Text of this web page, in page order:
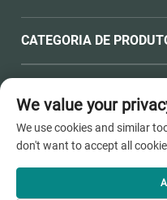
CATEGORIA DE
INFORMAÇÕES DE
Office add : Nº 398,
Pinghu City, Jiaxing City,
We value your
We use cookies and similar
don't want to accept all